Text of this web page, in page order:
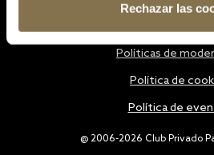
Rechazar las
@ 2006-2026 Club Privado
Políticas de
Política de
Política de